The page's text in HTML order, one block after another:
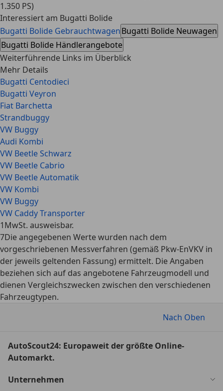
1.350 PS)
Interessiert am Bugatti Bolide
Bugatti Bolide GebrauchtwagenBugatti Bolide Neuwagen
Bugatti Bolide Händlerangebote
Weiterführende Links im Überblick
Mehr Details
Bugatti Centodieci
Bugatti Veyron
Fiat Barchetta
Strandbuggy
VW Buggy
Audi Kombi
VW Beetle Schwarz
VW Beetle Cabrio
VW Beetle Automatik
VW Kombi
VW Buggy
VW Caddy Transporter
1MwSt. ausweisbar.
7Die angegebenen Werte wurden nach dem
vorgeschriebenen Messverfahren (gemäß Pkw-EnVKV in
der jeweils geltenden Fassung) ermittelt. Die Angaben
beziehen sich auf das angebotene Fahrzeugmodell und
dienen Vergleichszwecken zwischen den verschiedenen
Fahrzeugtypen.
Nach Oben
AutoScout24: Europaweit der größte Online-
Automarkt.
Unternehmen